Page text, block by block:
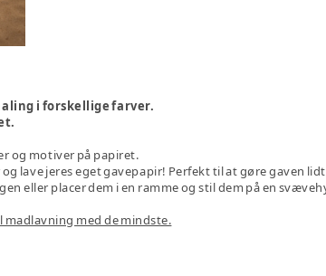
i forskellige farver.
og motiver på papiret.
lave jeres eget gavepapir! Perfekt til at gøre gaven
eller placer dem i en ramme og stil dem på en
med de mindste.